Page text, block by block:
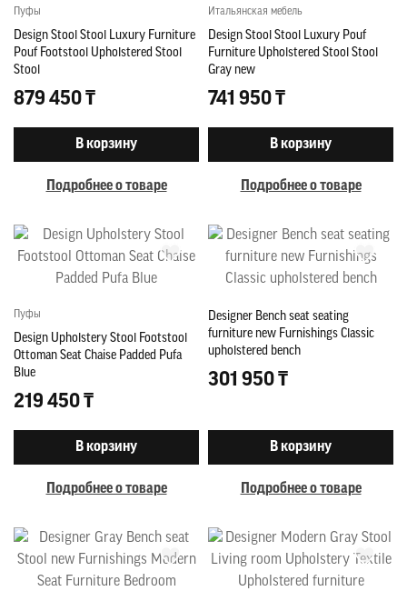
Пуфы
Design Stool Stool Luxury Furniture
Pouf Footstool Upholstered Stool
Stool
879 450 ₸
В корзину
Подробнее о товаре
Итальянская мебель
Design Stool Stool Luxury Pouf
Furniture Upholstered Stool Stool
Gray new
741 950 ₸
В корзину
Подробнее о товаре
Пуфы
Design Upholstery Stool Footstool
Ottoman Seat Chaise Padded Pufa
Blue
219 450 ₸
В корзину
Подробнее о товаре
Designer Bench seat seating
furniture new Furnishings Classic
upholstered bench
301 950 ₸
В корзину
Подробнее о товаре